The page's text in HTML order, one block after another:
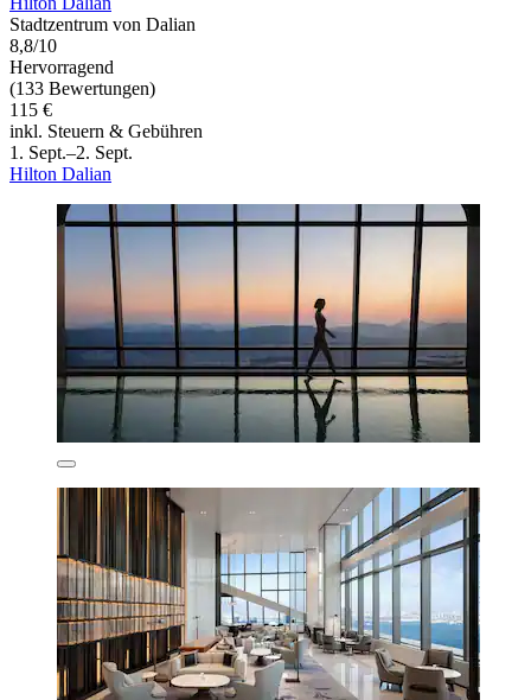
Stadtzentrum von Dalian
8,8/10
Hervorragend
(133 Bewertungen)
115 €
inkl. Steuern & Gebühren
1. Sept.–2. Sept.
Hilton Dalian